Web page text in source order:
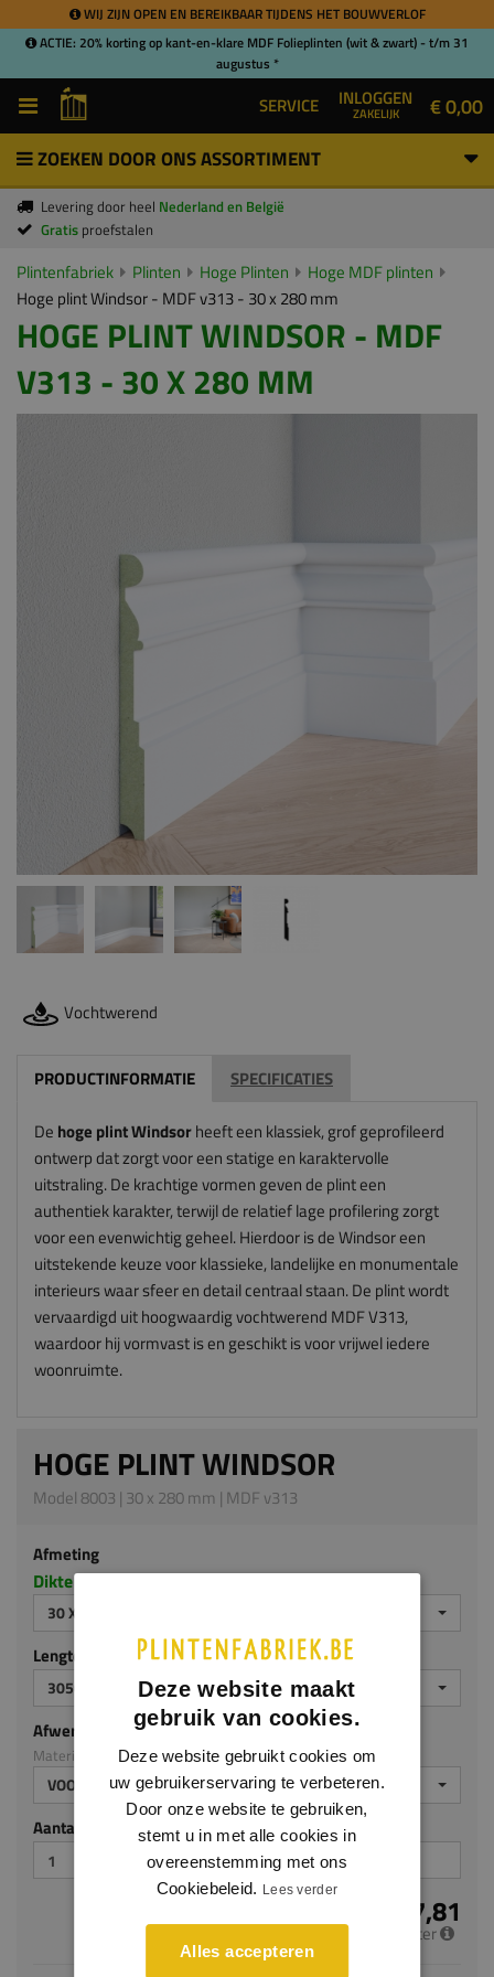
WIJ ZIJN OPEN EN BEREIKBAAR TIJDENS HET BOUWVERLOF
ACTIE: 20% korting op kant-en-klare MDF Folieplinten (wit & zwart) - t/m 31
augustus *
SERVICE INLOGGEN
ZAKELIJK € 0,00
ZOEKEN DOOR ONS ASSORTIMENT
Levering door heel Nederland en België
Gratis proefstalen
Plintenfabriek Plinten Hoge Plinten
Hoge MDF plinten
Hoge plint Windsor - MDF v313 - 30 x 280 mm
HOGE PLINT WINDSOR - MDF
V313 - 30 X 280 MM
Vochtwerend
PRODUCTINFORMATIE SPECIFICATIES
De hoge plint Windsorheeft een klassiek, grof geprofileerd
ontwerp dat zorgt voor een statige en karaktervolle
uitstraling. De krachtige vormen geven de plint een
authentiek karakter, terwijl de relatief lage profilering zorgt
voor een evenwichtig geheel. Hierdoor is de Windsor een
uitstekende keuze voor klassieke, landelijke en monumentale
interieurs waar sfeer en detail centraal staan. De plint wordt
vervaardigd uit hoogwaardig vochtwerend MDF V313,
waardoor hij vormvast is en geschikt is voor vrijwel iedere
woonruimte.
HOGE PLINT WINDSOR
Model 8003 | 30 x 280 mm | MDF v313
Afmeting
Dikte x hoogte in millimeters
30 X 280 MM
Lengte (mm)
3050
Afwerking
Materiaal: MDF v313
VOORGELAKT
Aantal stuks
€ 27,81
per meter
Deze website maakt
gebruik van cookies.
Deze website gebruikt cookies om
uw gebruikerservaring te verbeteren.
Door onze website te gebruiken,
stemt u in met alle cookies in
overeenstemming met ons
Cookiebeleid. Lees verder
Alles accepteren